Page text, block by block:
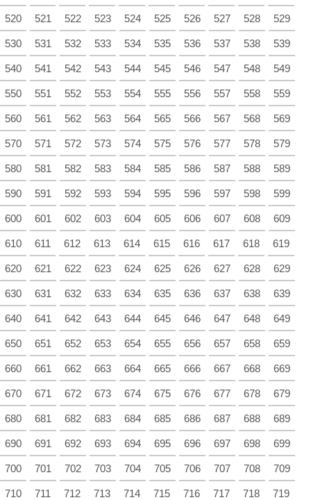
520 521 522 523 524 525 526 527 528 529
530 531 532 533 534 535 536 537 538 539
540 541 542 543 544 545 546 547 548 549
550 551 552 553 554 555 556 557 558 559
560 561 562 563 564 565 566 567 568 569
570 571 572 573 574 575 576 577 578 579
580 581 582 583 584 585 586 587 588 589
590 591 592 593 594 595 596 597 598 599
600 601 602 603 604 605 606 607 608 609
610 611 612 613 614 615 616 617 618 619
620 621 622 623 624 625 626 627 628 629
630 631 632 633 634 635 636 637 638 639
640 641 642 643 644 645 646 647 648 649
650 651 652 653 654 655 656 657 658 659
660 661 662 663 664 665 666 667 668 669
670 671 672 673 674 675 676 677 678 679
680 681 682 683 684 685 686 687 688 689
690 691 692 693 694 695 696 697 698 699
700 701 702 703 704 705 706 707 708 709
710 711 712 713 714 715 716 717 718 719